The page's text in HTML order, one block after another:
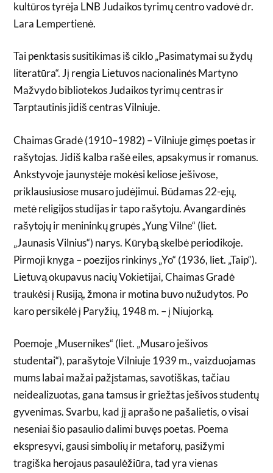
kultūros tyrėja LNB Judaikos tyrimų centro vadovė dr.
Lara Lempertienė.
Tai penktasis susitikimas iš ciklo „Pasimatymai su žydų
literatūra“. Jį rengia Lietuvos nacionalinės Martyno
Mažvydo bibliotekos Judaikos tyrimų centras ir
Tarptautinis jidiš centras Vilniuje.
Chaimas Gradė (1910–1982) – Vilniuje gimęs poetas ir
rašytojas. Jidiš kalba rašė eiles, apsakymus ir romanus.
Ankstyvoje jaunystėje mokėsi keliose ješivose,
priklausiusiose musaro judėjimui. Būdamas 22-ejų,
metė religijos studijas ir tapo rašytoju. Avangardinės
rašytojų ir menininkų grupės „Yung Vilne“ (liet.
„Jaunasis Vilnius“) narys. Kūrybą skelbė periodikoje.
Pirmoji knyga – poezijos rinkinys „Yo“ (1936, liet. „Taip“).
Lietuvą okupavus nacių Vokietijai, Chaimas Gradė
traukėsi į Rusiją, žmona ir motina buvo nužudytos. Po
karo persikėlė į Paryžių, 1948 m. – į Niujorką.
Poemoje „Musernikes“ (liet. „Musaro ješivos
studentai“), parašytoje Vilniuje 1939 m., vaizduojamas
mums labai mažai pažįstamas, savotiškas, tačiau
neidealizuotas, gana tamsus ir griežtas ješivos studentų
gyvenimas. Svarbu, kad jį aprašo ne pašalietis, o visai
neseniai šio pasaulio dalimi buvęs poetas. Poema
ekspresyvi, gausi simbolių ir metaforų, pasižymi
tragiška herojaus pasaulėžiūra, tad yra vienas